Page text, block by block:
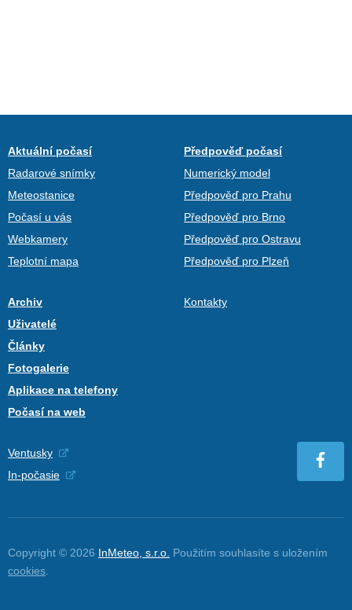
Aktuální počasí
Radarové snímky
Meteostanice
Počasí u vás
Webkamery
Teplotní mapa
Předpověď počasí
Numerický model
Předpověď pro Prahu
Předpověď pro Brno
Předpověď pro Ostravu
Předpověď pro Plzeň
Archiv
Uživatelé
Články
Fotogalerie
Aplikace na telefony
Počasí na web
Kontakty
Ventusky
In-počasie
Copyright © 2026 InMeteo, s.r.o. Použitím souhlasíte s uložením
cookies.